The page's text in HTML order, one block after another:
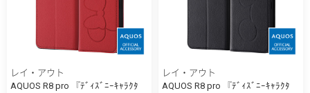
レイ・アウト
AQUOS R8 pro 『ﾃﾞｨｽﾞﾆｰｷｬﾗｸﾀ
レイ・アウト
AQUOS R8 pro 『ﾃﾞｨｽﾞﾆｰｷｬﾗｸﾀ